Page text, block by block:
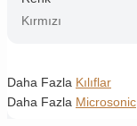
Kırmızı
Daha Fazla Kılıflar
Daha Fazla Microsonic